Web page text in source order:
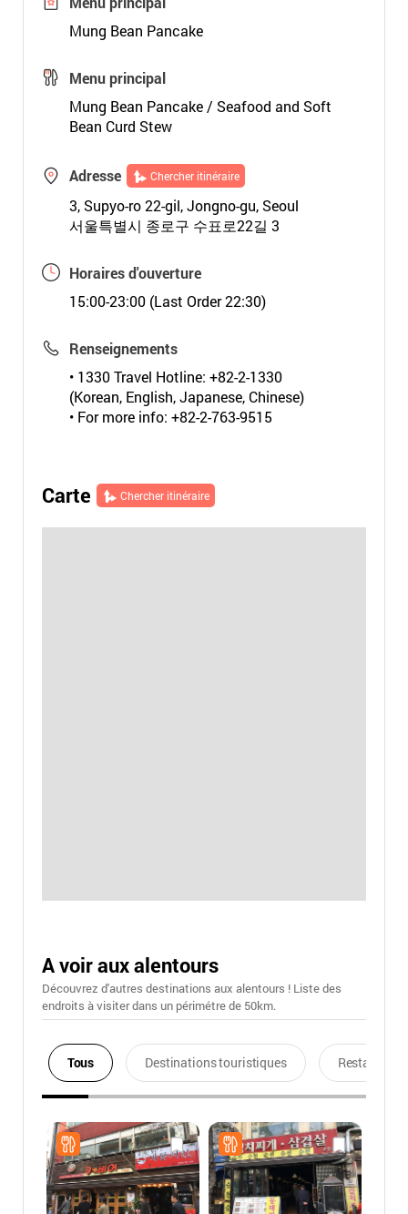
Mung Bean Pancake
Menu principal
Mung Bean Pancake / Seafood and Soft
Bean Curd Stew
Adresse Chercher itinéraire
3, Supyo-ro 22-gil, Jongno-gu, Seoul
서울특별시 종로구 수표로22길 3
Horaires d'ouverture
15:00-23:00 (Last Order 22:30)
Renseignements
• 1330 Travel Hotline: +82-2-1330
(Korean, English, Japanese, Chinese)
• For more info: +82-2-763-9515
Carte Chercher itinéraire
A voir aux alentours
Découvrez d'autres destinations aux alentours ! Liste des
endroits à visiter dans un périmétre de 50km.
Tous Destinations touristiques Restaurants